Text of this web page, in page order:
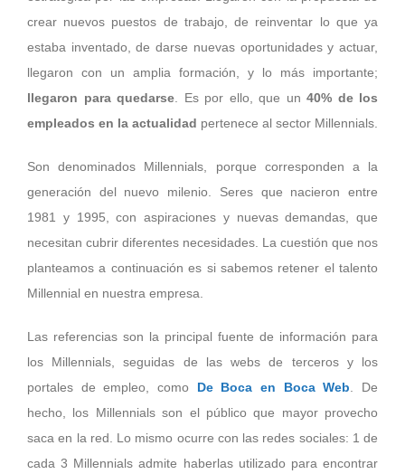
crear nuevos puestos de trabajo, de reinventar lo que ya
estaba inventado, de darse nuevas oportunidades y actuar,
llegaron con un amplia formación, y lo más importante;
llegaron para quedarse . Es por ello, que un 40% de los
empleados en la actualidad pertenece al sector Millennials.
Son denominados Millennials, porque corresponden a la
generación del nuevo milenio. Seres que nacieron entre
1981 y 1995, con aspiraciones y nuevas demandas, que
necesitan cubrir diferentes necesidades. La cuestión que nos
planteamos a continuación es si sabemos retener el talento
Millennial en nuestra empresa.
Las referencias son la principal fuente de información para
los Millennials, seguidas de las webs de terceros y los
portales de empleo, como De Boca en Boca Web . De
hecho, los Millennials son el público que mayor provecho
saca en la red. Lo mismo ocurre con las redes sociales: 1 de
cada 3 Millennials admite haberlas utilizado para encontrar